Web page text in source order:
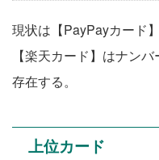
現状は【PayPayカード
【楽天カード】はナン
存在する。
上位カード